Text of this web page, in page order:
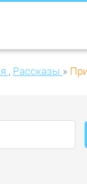
, Рассказы »